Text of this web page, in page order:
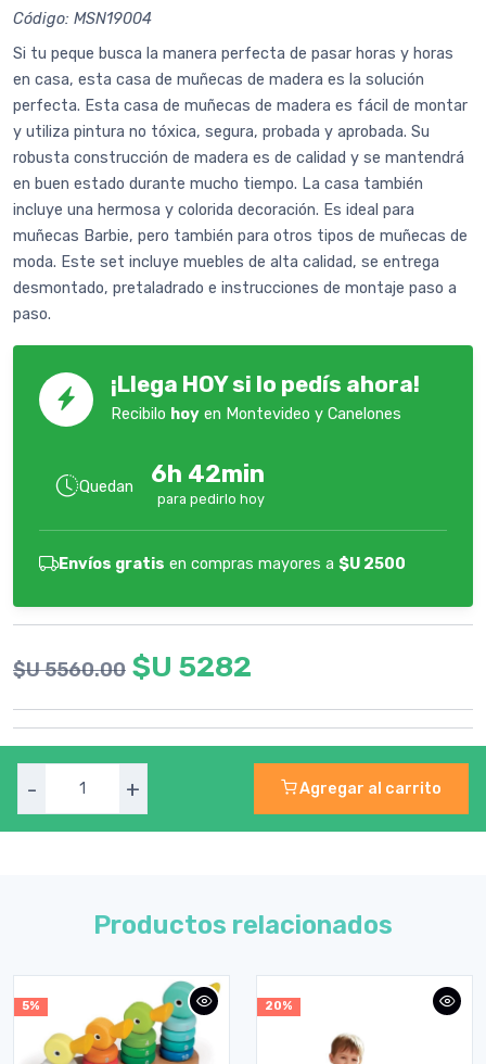
Código: MSN19004
Si tu peque busca la manera perfecta de pasar horas y horas
en casa, esta casa de muñecas de madera es la solución
perfecta. Esta casa de muñecas de madera es fácil de montar
y utiliza pintura no tóxica, segura, probada y aprobada. Su
robusta construcción de madera es de calidad y se mantendrá
en buen estado durante mucho tiempo. La casa también
incluye una hermosa y colorida decoración. Es ideal para
muñecas Barbie, pero también para otros tipos de muñecas de
moda. Este set incluye muebles de alta calidad, se entrega
desmontado, pretaladrado e instrucciones de montaje paso a
paso.
¡Llega HOY si lo pedís ahora!
Recibilo hoy en Montevideo y Canelones
Quedan 6h 42min
para pedirlo hoy
Envíos gratis en compras mayores a $U 2500
$U 5560.00 $U 5282
- + Agregar al carrito
Productos relacionados
5% 20%